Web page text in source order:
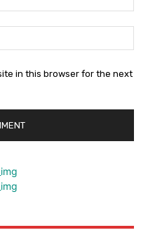
in this browser for the next